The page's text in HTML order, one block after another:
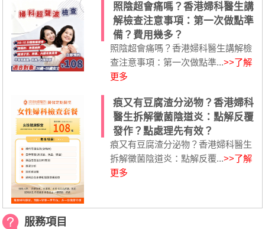
照陰超會痛嗎？香港婦科醫生講
解檢查注意事項：第一次做點準
備？費用幾多？
照陰超會痛嗎？香港婦科醫生講解檢
查注意事項：第一次做點準...>>了解
更多
痕又有豆腐渣分泌物？香港婦科
醫生拆解黴菌陰道炎：點解反覆
發作？點處理先有效？
痕又有豆腐渣分泌物？香港婦科醫生
拆解黴菌陰道炎：點解反覆...>>了解
更多
服務項目